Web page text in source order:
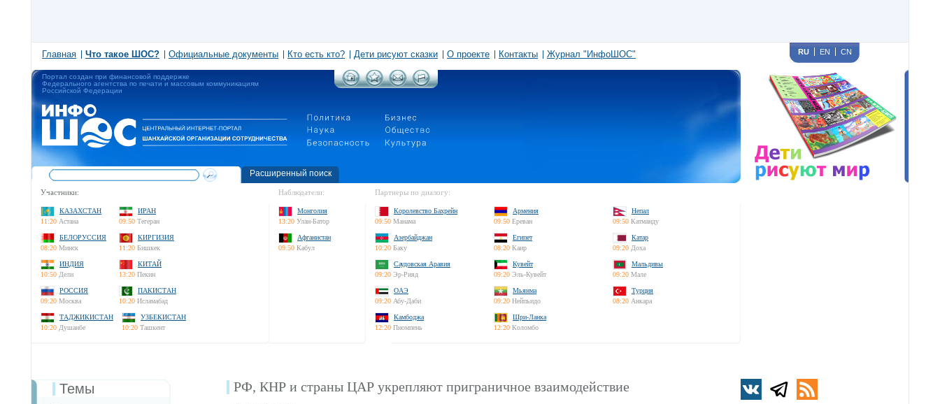
Главная Что такое ШОС? Официальные документы Кто есть кто? Дети рисуют сказки О проекте Контакты Журнал "ИнфоШОС" RU EN CN
Портал создан при финансовой поддержке
Федерального агентства по печати и массовым коммуникациям
Российской Федерации
Расширенный поиск
Участники:
КАЗАХСТАН
11:20 Астана
ИРАН
09:50 Тегеран
БЕЛОРУССИЯ
08:20 Минск
КИРГИЗИЯ
11:20 Бишкек
ИНДИЯ
10:50 Дели
КИТАЙ
13:20 Пекин
РОССИЯ
09:20 Москва
ПАКИСТАН
10:20 Исламабад
ТАДЖИКИСТАН
10:20 Душанбе
УЗБЕКИСТАН
10:20 Ташкент
Наблюдатели:
Монголия
13:20 Улан-Батор
Афганистан
09:50 Кабул
Партнеры по диалогу:
Королевство Бахрейн
09:50 Манама
Армения
09:50 Ереван
Непал
09:50 Катманду
Азербайджан
10:20 Баку
Египет
08:20 Каир
Катар
09:20 Доха
Саудовская Аравия
09:20 Эр-Рияд
Кувейт
09:20 Эль-Кувейт
Мальдивы
09:20 Мале
ОАЭ
09:20 Абу-Даби
Мьянма
09:20 Нейпьидо
Турция
08:20 Анкара
Камбоджа
12:20 Пномпень
Шри-Ланка
12:20 Коломбо
Темы РФ, КНР и страны ЦАР укрепляют приграничное взаимодействие